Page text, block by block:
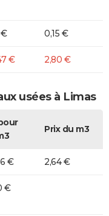
€ 0,15 €
€ 2,80 €
usées à Limas
Prix du m3
€ 2,64 €
€